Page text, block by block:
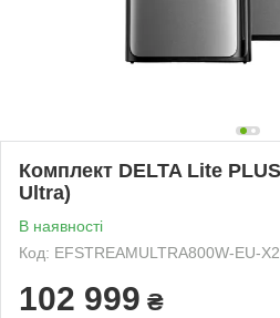
Комплект DELTA Lite
Ultra)
В наявності
Код: EFSTREAMULTRA800W-EU-X2
102 999 ₴